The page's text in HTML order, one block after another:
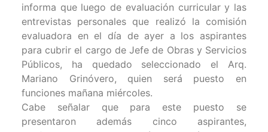
informa que luego de evaluación curricular y las
entrevistas personales que realizó la comisión
evaluadora en el día de ayer a los aspirantes
para cubrir el cargo de Jefe de Obras y Servicios
Públicos, ha quedado seleccionado el Arq.
Mariano Grinóvero, quien será puesto en
funciones mañana miércoles.
Cabe señalar que para este puesto se
presentaron además cinco aspirantes,